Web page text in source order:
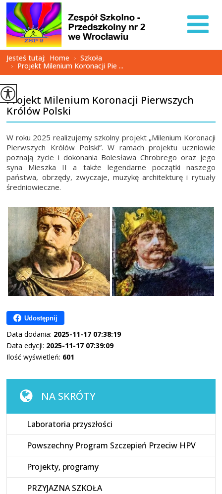
Jesteś tutaj: Home > Szkoła
> Projekt Milenium Koronacji Pie ...
Projekt Milenium Koronacji Pierwszych
Królów Polski
W roku 2025 realizujemy szkolny projekt „Milenium Koronacji
Pierwszych Królów Polski”. W ramach projektu uczniowie
poznają życie i dokonania Bolesława Chrobrego oraz jego
syna Mieszka II a także legendarne początki naszego
państwa, obrzędy, zwyczaje, muzykę architekturę i rytuały
średniowieczne.
Udostępnij
Data dodania: 2025-11-17 07:38:19
Data edycji: 2025-11-17 07:39:09
Ilość wyświetleń: 601
NA SKRÓTY
Laboratoria przyszłości
Powszechny Program Szczepień Przeciw HPV
Projekty, programy
PRZYJAZNA SZKOŁA